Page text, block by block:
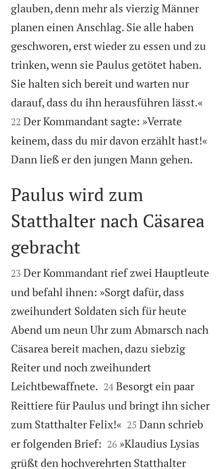
glauben, denn mehr als vierzig Männer
planen einen Anschlag. Sie alle haben
geschworen, erst wieder zu essen und zu
trinken, wenn sie Paulus getötet haben.
Sie halten sich bereit und warten nur
darauf, dass du ihn herausführen lässt.«
22 Der Kommandant sagte: »Verrate
keinem, dass du mir davon erzählt hast!«
Dann ließ er den jungen Mann gehen.

Paulus wird zum
Statthalter nach Cäsarea
gebracht

23 Der Kommandant rief zwei Hauptleute
und befahl ihnen: »Sorgt dafür, dass
zweihundert Soldaten sich für heute
Abend um neun Uhr zum Abmarsch nach
Cäsarea bereit machen, dazu siebzig
Reiter und noch zweihundert
Leichtbewaffnete. 

24 Besorgt ein paar
Reittiere für Paulus und bringt ihn sicher
zum Statthalter Felix!« 

25 Dann schrieb
er folgenden Brief: 

26 »Klaudius Lysias
grüßt den hochverehrten Statthalter